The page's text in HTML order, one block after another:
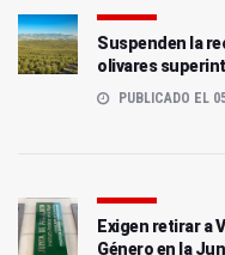
Suspenden la
olivares
PUBLICADO EL
Exigen retirar a
Género en la